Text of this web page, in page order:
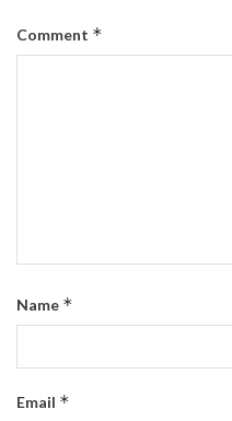
Comment *
Name *
Email *